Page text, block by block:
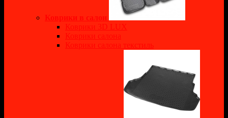
Коврики в салон
Коврики 3D LUX
Коврики салона
Коврики салона текстиль